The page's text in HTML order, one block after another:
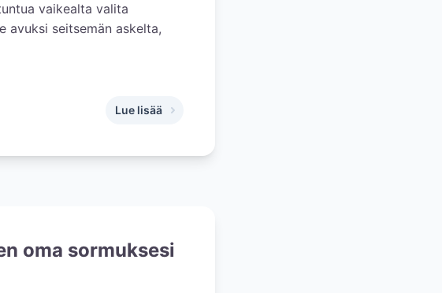
vaikealta valita
avuksi seitsemän askelta,
Lue lisää
,7 askelta hääkuvaajan valintaan - Miten löytää itselle
oma sormuksesi